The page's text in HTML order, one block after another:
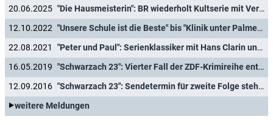
20.06.2025
"Die Hausmeisterin": BR wiederholt Kultserie mit Veronika Fitz und Helmut Fischer
12.10.2022
"Unsere Schule ist die Beste" bis "Klinik unter Palmen": Serienklassiker der 90er zurück im Free-TV
22.08.2021
"Peter und Paul": Serienklassiker mit Hans Clarin und Helmut Fischer wird wiederholt
16.05.2019
"Schwarzach 23": Vierter Fall der ZDF-Krimireihe entsteht
12.09.2016
"Schwarzach 23": Sendetermin für zweite Folge steht fest
weitere Meldungen